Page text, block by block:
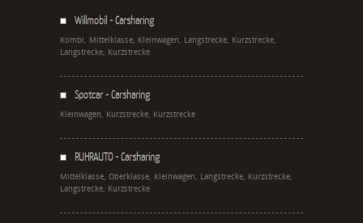
Willmobil - Carsharing
Kombi, Mittelklasse, Kleinwagen, Langstrecke, Kurzstrecke,
Langstrecke, Kurzstrecke
Spotcar - Carsharing
Kleinwagen, Kurzstrecke, Kurzstrecke
RUHRAUTO - Carsharing
Mittelklasse, Oberklasse, Kleinwagen, Langstrecke, Kurzstrecke,
Langstrecke, Kurzstrecke